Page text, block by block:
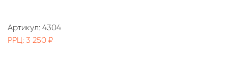
Артикул: 4304
РРЦ: 3 250 ₽